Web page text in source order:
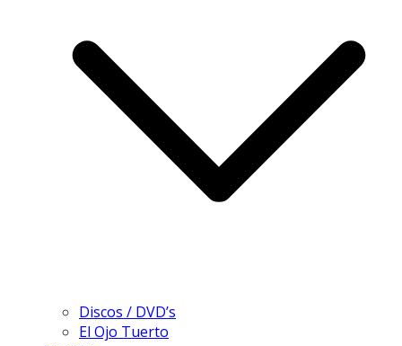
Discos / DVD’s
El Ojo Tuerto